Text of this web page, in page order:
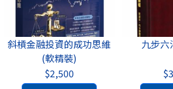
九步六法(精裝書)
$3,500
聚財點